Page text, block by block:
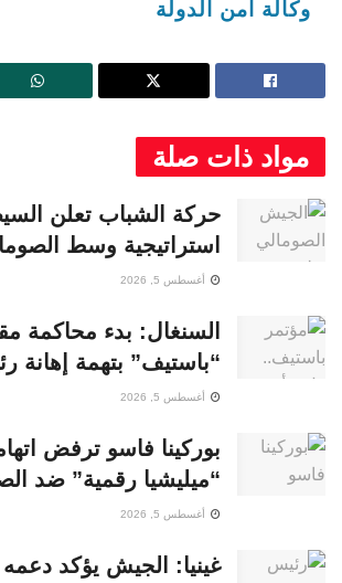
وكالة أمن الدولة
مواد ذات صلة
حركة الشباب تعلن
استراتيجية وسط
أغسطس 5, 2026
السنغال: بدء محاكمة
“باستيف” بتهمة إهانة
أغسطس 5, 2026
بوركينا فاسو ترفض
“ميليشيا رقمية” ضد
أغسطس 5, 2026
غينيا: الجيش يؤكد